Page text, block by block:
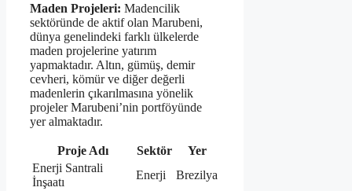
Maden Projeleri: Madencilik
sektöründe de aktif olan Marubeni,
dünya genelindeki farklı ülkelerde
maden projelerine yatırım
yapmaktadır. Altın, gümüş, demir
cevheri, kömür ve diğer değerli
madenlerin çıkarılmasına yönelik
projeler Marubeni’nin portföyünde
yer almaktadır.
Proje Adı Sektör
Yer
Enerji Santrali
İnşaatı
Enerji
Brezilya